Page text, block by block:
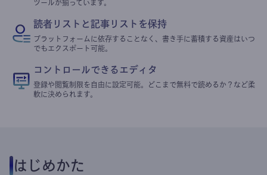
ツールが揃っています。
読者リストと記事リストを保持
プラットフォームに依存することなく、書き手に蓄積する資産はいつ
でもエクスポート可能。
コントロールできるエディタ
登録や閲覧制限を自由に設定可能。どこまで無料で読めるか？など柔
軟に決められます。
はじめかた